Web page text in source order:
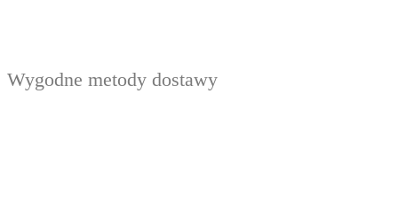
Wygodne metody dostawy